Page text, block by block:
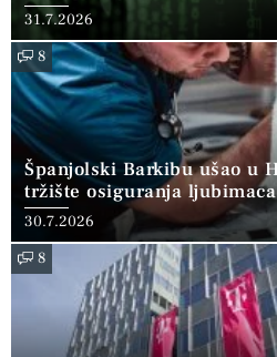
31.7.2026
8
Španjolski Barkibu ušao u
tržište osiguranja ljubimaca
30.7.2026
8